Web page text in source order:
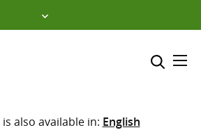
Sélectionner l’emplacement
also available in: English